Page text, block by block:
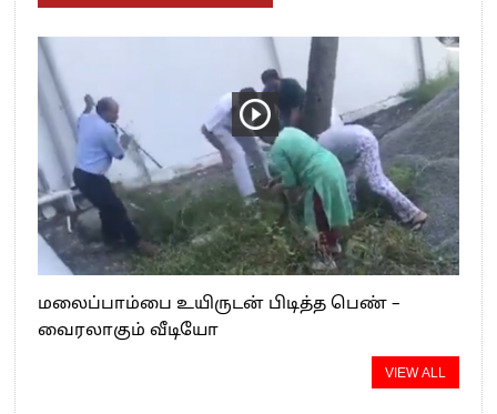
மலைப்பாம்பை உயிருடன் பிடித்த பெண் –
வைரலாகும் வீடியோ
VIEW ALL